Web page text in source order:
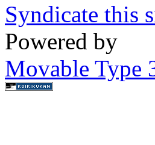
Syndicate this
Powered by
Movable Type